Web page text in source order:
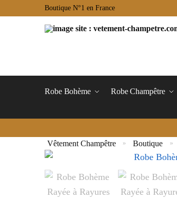
Boutique N°1 en France
Robe Bohème Robe Champêtre
Vêtement Champêtre » Boutique »